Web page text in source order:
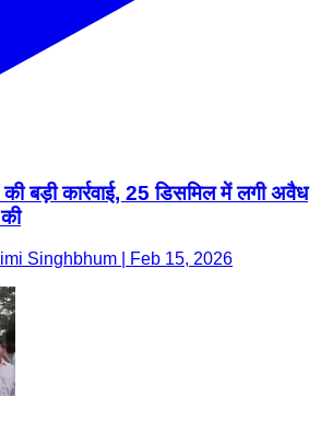
बड़ी कार्रवाई, 25 डिसमिल में लगी अवैध
Singhbhum | Feb 15, 2026